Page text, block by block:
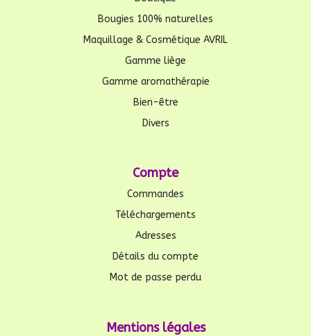
Bougies 100% naturelles
Maquillage & Cosmétique AVRIL
Gamme liège
Gamme aromathérapie
Bien-être
Divers
Compte
Commandes
Téléchargements
Adresses
Détails du compte
Mot de passe perdu
Mentions légales